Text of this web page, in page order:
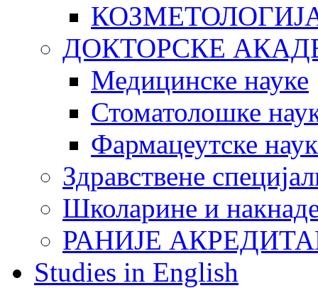
ДОКТОРСКЕ
Медицинске науке
Стоматолошке
Фармацеутске
Здравствене
Школарине и
РАНИЈЕ
Studies in English